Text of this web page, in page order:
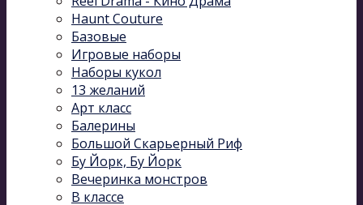
Haunt Couture
Базовые
Игровые наборы
Наборы кукол
13 желаний
Арт класс
Балерины
Большой Скарьерный Риф
Бу Йорк, Бу Йорк
Вечеринка монстров
В классе